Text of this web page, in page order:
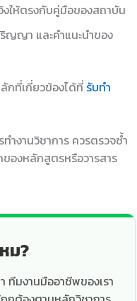
ให้ตรงกับคู่มือของสถาบัน
ญญา และคำแนะนำของ
กที่เกี่ยวข้องได้ที่ รับทำ
ำงานวิชาการ ควรตรวจซ้ำ
องหลักสูตรหรือวารสาร
ม?
ทีมงานมืออาชีพของเรา